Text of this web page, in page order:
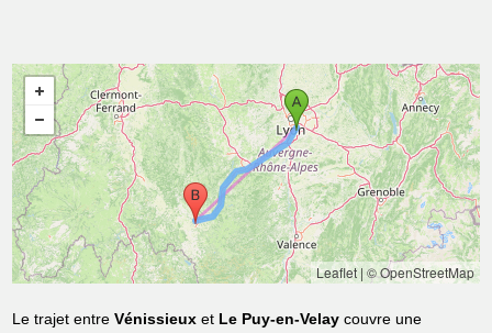
Leaflet| © OpenStreetMap
Le trajet entreVénissieux et Le Puy-en-Velay couvre une